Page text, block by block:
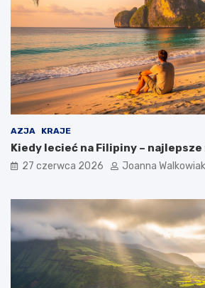
AZJA KRAJE
Kiedy lecieć na Filipiny –
27 czerwca 2026 Joanna Walkowiak